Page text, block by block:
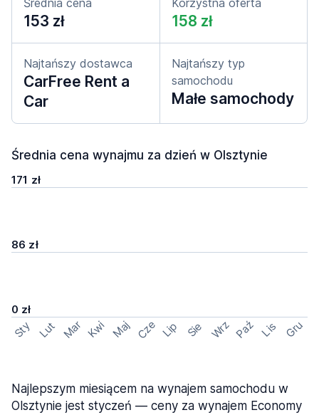
Średnia cena
153 zł
Korzystna oferta
158 zł
Najtańszy dostawca
CarFree Rent a
Car
Najtańszy typ
samochodu
Małe samochody
Średnia cena wynajmu za dzień w Olsztynie
171 zł
86 zł
0 zł
Sty Lut Mar Kwi Maj Cze Lip Sie Wrz Paź Lis Gru
Najlepszym miesiącem na wynajem samochodu w
Olsztynie jest styczeń — ceny za wynajem Economy